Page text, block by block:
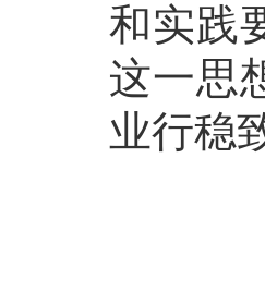
和实践
这一思
业行稳